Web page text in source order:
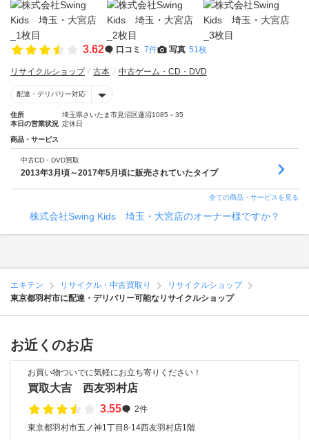
3.62 口コミ 7件 写真 51枚
リサイクルショップ 古本 中古ゲーム・CD・DVD
配達・デリバリー対応
住所
埼玉県さいたま市見沼区蓮沼1085－35
本日の営業状況 定休日
商品・サービス
中古CD・DVD買取
2013年3月頃～2017年5月頃に販売されていたタイプ
全ての商品・サービスを見る
株式会社Swing Kids 埼玉・大宮店のオーナー様ですか？
エキテン リサイクル・中古買取り
リサイクルショップ
東京都羽村市に配達・デリバリー可能なリサイクルショップ
お近くのお店
お買い物ついでに気軽にお立ち寄りください！
買取大吉 西友羽村店
3.55
2件
東京都羽村市五ノ神1丁目8-14西友羽村店1階